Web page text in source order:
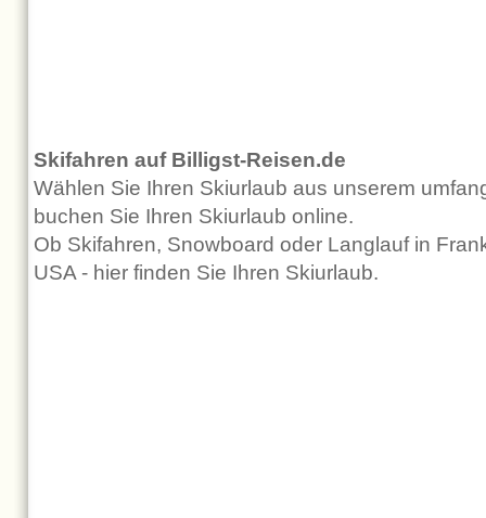
Skifahren auf Billigst-Reisen.de
Wählen Sie Ihren Skiurlaub aus unserem
buchen Sie Ihren Skiurlaub online.
Ob Skifahren, Snowboard oder Langlauf in
USA - hier finden Sie Ihren Skiurlaub.